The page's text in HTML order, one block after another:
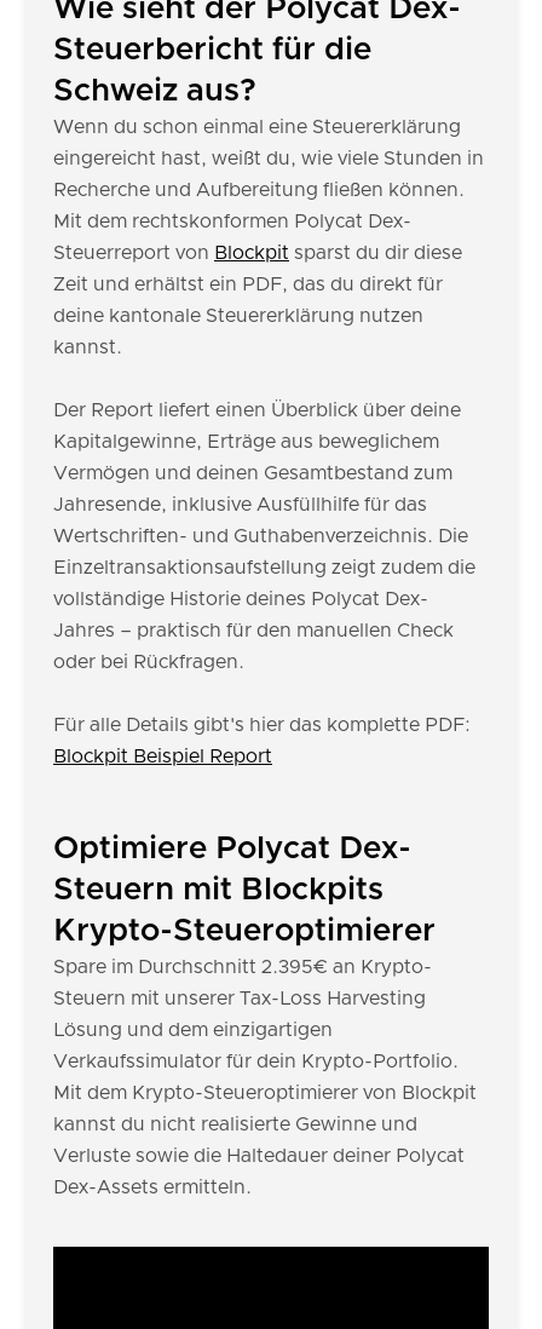
Wie sieht der Polycat Dex-
Steuerbericht für die
Schweiz aus?
Wenn du schon einmal eine Steuererklärung
eingereicht hast, weißt du, wie viele Stunden in
Recherche und Aufbereitung fließen können.
Mit dem rechtskonformen Polycat Dex-
Steuerreport von Blockpit sparst du dir diese
Zeit und erhältst ein PDF, das du direkt für
deine kantonale Steuererklärung nutzen
kannst.
Der Report liefert einen Überblick über deine
Kapitalgewinne, Erträge aus beweglichem
Vermögen und deinen Gesamtbestand zum
Jahresende, inklusive Ausfüllhilfe für das
Wertschriften- und Guthabenverzeichnis. Die
Einzeltransaktionsaufstellung zeigt zudem die
vollständige Historie deines Polycat Dex-
Jahres – praktisch für den manuellen Check
oder bei Rückfragen.
Für alle Details gibt's hier das komplette PDF:
Blockpit Beispiel Report
Optimiere Polycat Dex-
Steuern mit Blockpits
Krypto-Steueroptimierer
Spare im Durchschnitt 2.395€ an Krypto-
Steuern mit unserer Tax-Loss Harvesting
Lösung und dem einzigartigen
Verkaufssimulator für dein Krypto-Portfolio.
Mit dem Krypto-Steueroptimierer von Blockpit
kannst du nicht realisierte Gewinne und
Verluste sowie die Haltedauer deiner Polycat
Dex-Assets ermitteln.